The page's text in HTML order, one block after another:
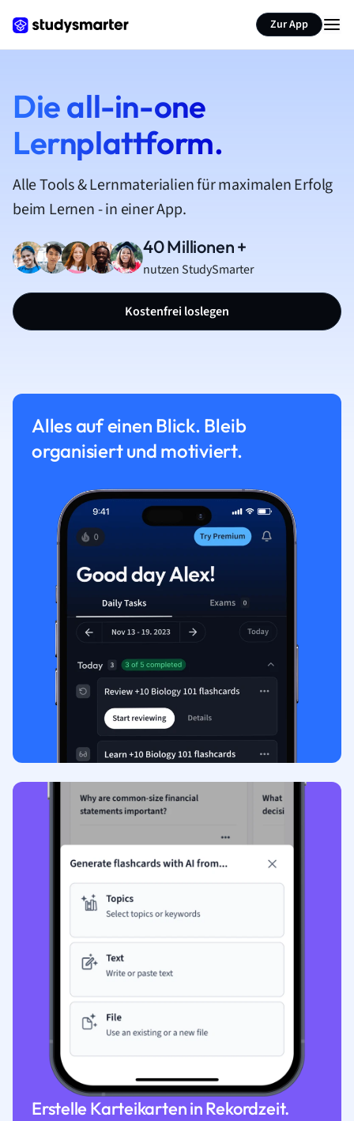
Zur App
Die all-in-one
Lernplattform.
Alle Tools & Lernmaterialien für maximalen Erfolg
beim Lernen - in einer App.
40 Millionen +
nutzen StudySmarter
Kostenfrei loslegen
Alles auf einen Blick. Bleib
organisiert und motiviert.
Erstelle Karteikarten in Rekordzeit.